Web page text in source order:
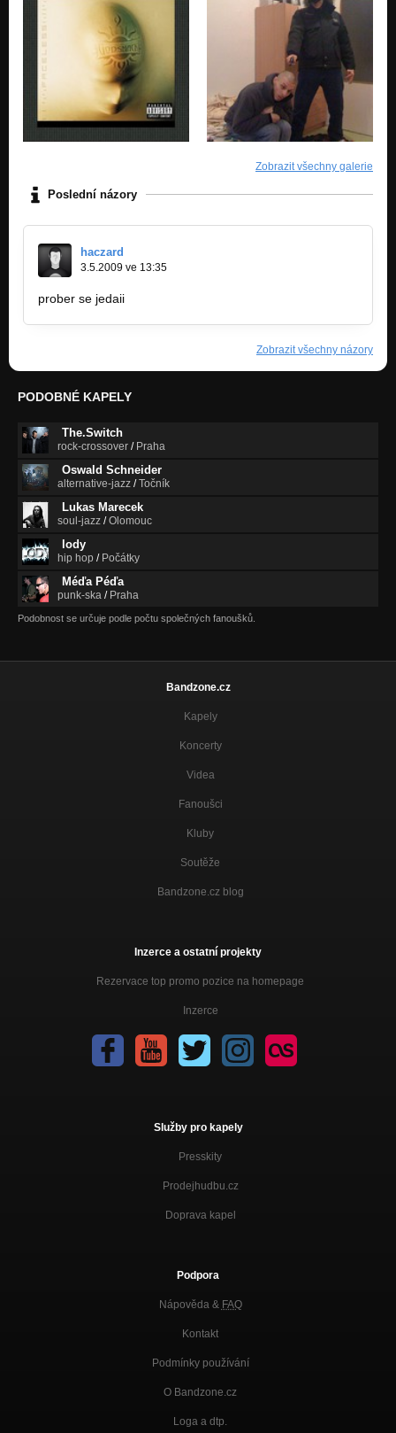
Zobrazit všechny galerie
Poslední názory
haczard
3.5.2009 ve 13:35
prober se jedaii
Zobrazit všechny názory
PODOBNÉ KAPELY
The.Switch
rock-crossover / Praha
Oswald Schneider
alternative-jazz /Točník
Lukas Marecek
soul-jazz /Olomouc
lody
hip hop / Počátky
Méďa Péďa
punk-ska / Praha
Podobnost se určuje podle počtu společných fanoušků.
Bandzone.cz
Kapely
Koncerty
Videa
Fanoušci
Kluby
Soutěže
Bandzone.cz blog
Inzerce a ostatní projekty
Rezervace top promo pozice na homepage
Inzerce
Služby pro kapely
Presskity
Prodejhudbu.cz
Doprava kapel
Podpora
Nápověda & FAQ
Kontakt
Podmínky používání
O Bandzone.cz
Loga a dtp.